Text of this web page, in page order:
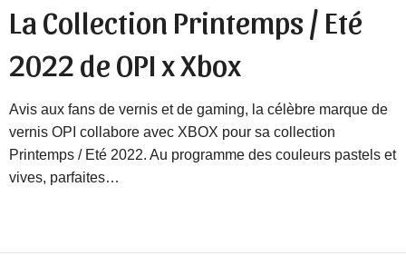
La Collection Printemps / Eté
2022 de OPI x Xbox
Avis aux fans de vernis et de gaming, la célèbre marque de
vernis OPI collabore avec XBOX pour sa collection
Printemps / Eté 2022. Au programme des couleurs pastels et
vives, parfaites…